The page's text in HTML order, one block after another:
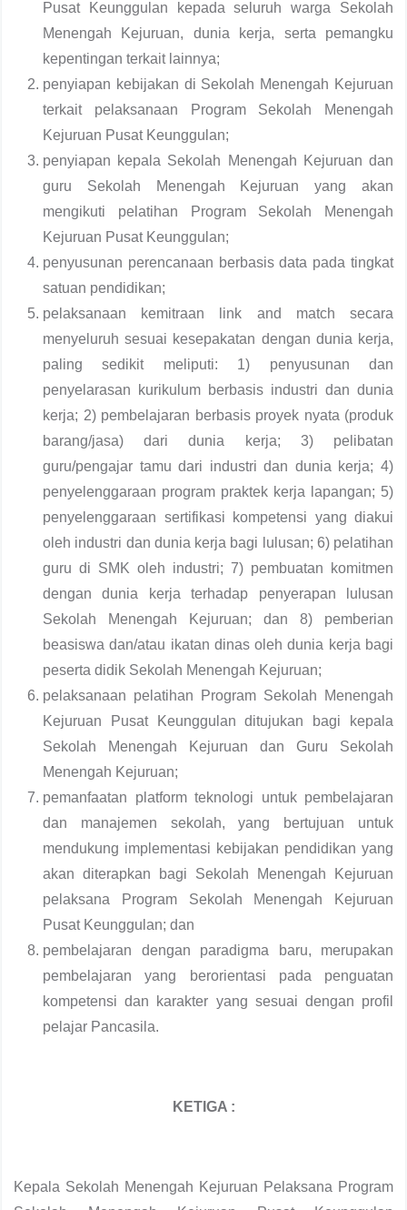
Pusat Keunggulan kepada seluruh warga Sekolah
Menengah Kejuruan, dunia kerja, serta pemangku
kepentingan terkait lainnya;
penyiapan kebijakan di Sekolah Menengah Kejuruan
terkait pelaksanaan Program Sekolah Menengah
Kejuruan Pusat Keunggulan;
penyiapan kepala Sekolah Menengah Kejuruan dan
guru Sekolah Menengah Kejuruan yang akan
mengikuti pelatihan Program Sekolah Menengah
Kejuruan Pusat Keunggulan;
penyusunan perencanaan berbasis data pada tingkat
satuan pendidikan;
pelaksanaan kemitraan link and match secara
menyeluruh sesuai kesepakatan dengan dunia kerja,
paling sedikit meliputi: 1) penyusunan dan
penyelarasan kurikulum berbasis industri dan dunia
kerja; 2) pembelajaran berbasis proyek nyata (produk
barang/jasa) dari dunia kerja; 3) pelibatan
guru/pengajar tamu dari industri dan dunia kerja; 4)
penyelenggaraan program praktek kerja lapangan; 5)
penyelenggaraan sertifikasi kompetensi yang diakui
oleh industri dan dunia kerja bagi lulusan; 6) pelatihan
guru di SMK oleh industri; 7) pembuatan komitmen
dengan dunia kerja terhadap penyerapan lulusan
Sekolah Menengah Kejuruan; dan 8) pemberian
beasiswa dan/atau ikatan dinas oleh dunia kerja bagi
peserta didik Sekolah Menengah Kejuruan;
pelaksanaan pelatihan Program Sekolah Menengah
Kejuruan Pusat Keunggulan ditujukan bagi kepala
Sekolah Menengah Kejuruan dan Guru Sekolah
Menengah Kejuruan;
pemanfaatan platform teknologi untuk pembelajaran
dan manajemen sekolah, yang bertujuan untuk
mendukung implementasi kebijakan pendidikan yang
akan diterapkan bagi Sekolah Menengah Kejuruan
pelaksana Program Sekolah Menengah Kejuruan
Pusat Keunggulan; dan
pembelajaran dengan paradigma baru, merupakan
pembelajaran yang berorientasi pada penguatan
kompetensi dan karakter yang sesuai dengan profil
pelajar Pancasila.
KETIGA :
Kepala Sekolah Menengah Kejuruan Pelaksana Program